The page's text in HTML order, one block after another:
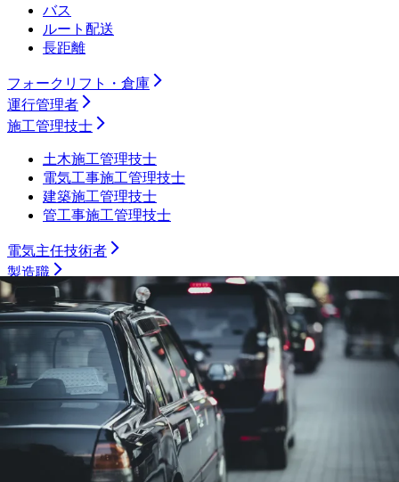
バス
ルート配送
長距離
フォークリフト・倉庫
運行管理者
施工管理技士
土木施工管理技士
電気工事施工管理技士
建築施工管理技士
管工事施工管理技士
電気主任技術者
製造職
機械加工（旋盤）
機械加工（マシニング）
機械加工（プレス・板金）
機械加工（樹脂）
機械加工（溶接）
機械加工（その他）
組み立て・製造オペレーター
プラントオペレーター
食品・飲料・医薬品製造オペレーター
サービスエンジニア・フィールドエンジニア